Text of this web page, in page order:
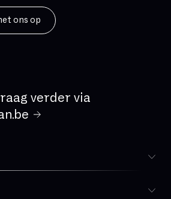
ons op
verder via